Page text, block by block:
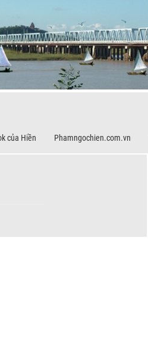
của Hiền Phamngochien.com.vn